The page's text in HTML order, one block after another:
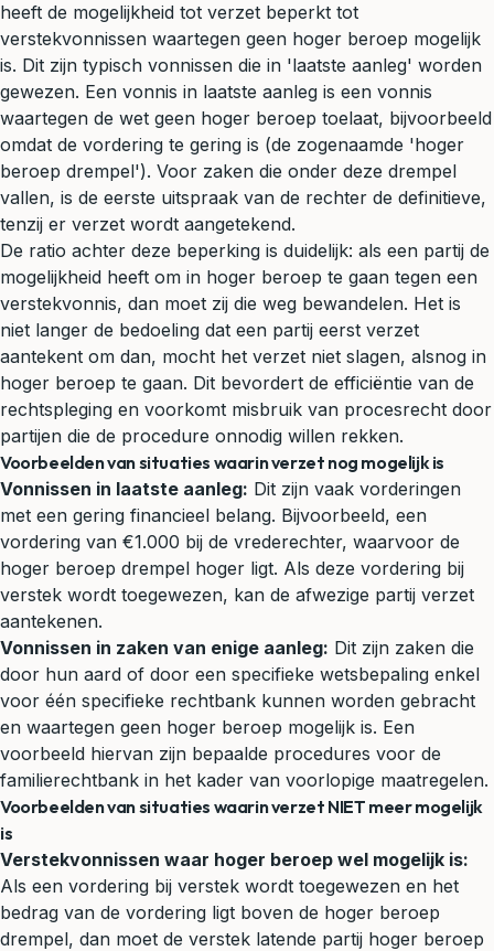
heeft de mogelijkheid tot verzet beperkt tot
verstekvonnissen waartegen geen hoger beroep mogelijk
is. Dit zijn typisch vonnissen die in 'laatste aanleg' worden
gewezen. Een vonnis in laatste aanleg is een vonnis
waartegen de wet geen hoger beroep toelaat, bijvoorbeeld
omdat de vordering te gering is (de zogenaamde 'hoger
beroep drempel'). Voor zaken die onder deze drempel
vallen, is de eerste uitspraak van de rechter de definitieve,
tenzij er verzet wordt aangetekend.
De ratio achter deze beperking is duidelijk: als een partij de
mogelijkheid heeft om in hoger beroep te gaan tegen een
verstekvonnis, dan moet zij die weg bewandelen. Het is
niet langer de bedoeling dat een partij eerst verzet
aantekent om dan, mocht het verzet niet slagen, alsnog in
hoger beroep te gaan. Dit bevordert de efficiëntie van de
rechtspleging en voorkomt misbruik van procesrecht door
partijen die de procedure onnodig willen rekken.
Voorbeelden van situaties waarin verzet nog mogelijk is
Vonnissen in laatste aanleg: Dit zijn vaak vorderingen
met een gering financieel belang. Bijvoorbeeld, een
vordering van €1.000 bij de vrederechter, waarvoor de
hoger beroep drempel hoger ligt. Als deze vordering bij
verstek wordt toegewezen, kan de afwezige partij verzet
aantekenen.
Vonnissen in zaken van enige aanleg: Dit zijn zaken die
door hun aard of door een specifieke wetsbepaling enkel
voor één specifieke rechtbank kunnen worden gebracht
en waartegen geen hoger beroep mogelijk is. Een
voorbeeld hiervan zijn bepaalde procedures voor de
familierechtbank in het kader van voorlopige maatregelen.
Voorbeelden van situaties waarin verzet NIET meer mogelijk
is
Verstekvonnissen waar hoger beroep wel mogelijk is:
Als een vordering bij verstek wordt toegewezen en het
bedrag van de vordering ligt boven de hoger beroep
drempel, dan moet de verstek latende partij hoger beroep